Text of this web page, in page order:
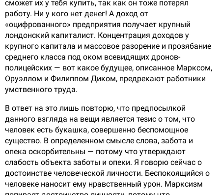
сможет их у тебя купить, так как он тоже потерял
работу. Ни у кого нет денег! А доход от
«оцифрованного» предприятия получает крупный
лондонский капиталист. Концентрация доходов у
крупного капитала и массовое разорение и прозябание
среднего класса под оком всевидящих дронов-
полицейских — вот какое будущее, описанное Марксом,
Оруэллом и Филиппом Диком, предрекают работники
умственного труда.
В ответ на это лишь повторю, что предпосылкой
данного взгляда на вещи является тезис о том, что
человек есть букашка, совершенно беспомощное
существо. В определенном смысле слова, забота и
опека оскорбительны — потому что утверждают
слабость объекта заботы и опеки. Я говорю сейчас о
достоинстве человеческой личности. Беспокоящийся о
человеке наносит ему нравственный урон. Марксизм